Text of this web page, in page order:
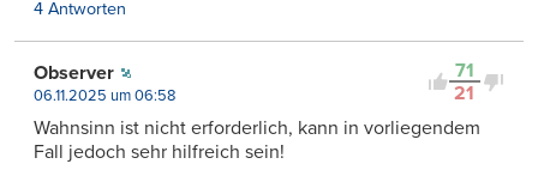
4 Antworten
71
21
Observer
06.11.2025 um 06:58
Wahnsinn ist nicht erforderlich, kann in vorliegendem
Fall jedoch sehr hilfreich sein!